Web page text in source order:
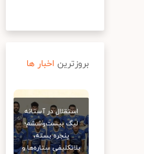
بروزترین اخبار ها
استقلال در آستانه
لیگ بیست‌وششم؛
پنجره بسته،
بلاتکلیفی ستاره‌ها و